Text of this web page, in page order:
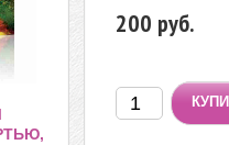
200 руб.